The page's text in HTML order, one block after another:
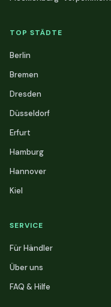
TOP STÄDTE
Berlin
Bremen
Dresden
Düsseldorf
Erfurt
Hamburg
Hannover
Kiel
SERVICE
Für Händler
Über uns
FAQ & Hilfe